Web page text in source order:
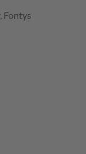
Fontys